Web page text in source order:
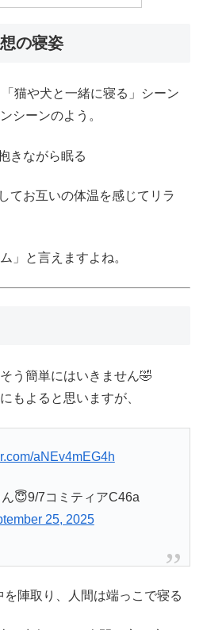
の寝姿
猫や犬と一緒に寝る」シーン
シーンのよう。
きながら眠る
てお互いの体温を感じてリラ
」と言えますよね。
う簡単にはいきません🤣
もよると思いますが、
aNEv4mEG4h
😇9/7コミティアC46a
25, 2025
陣取り、人間は端っこで寝る